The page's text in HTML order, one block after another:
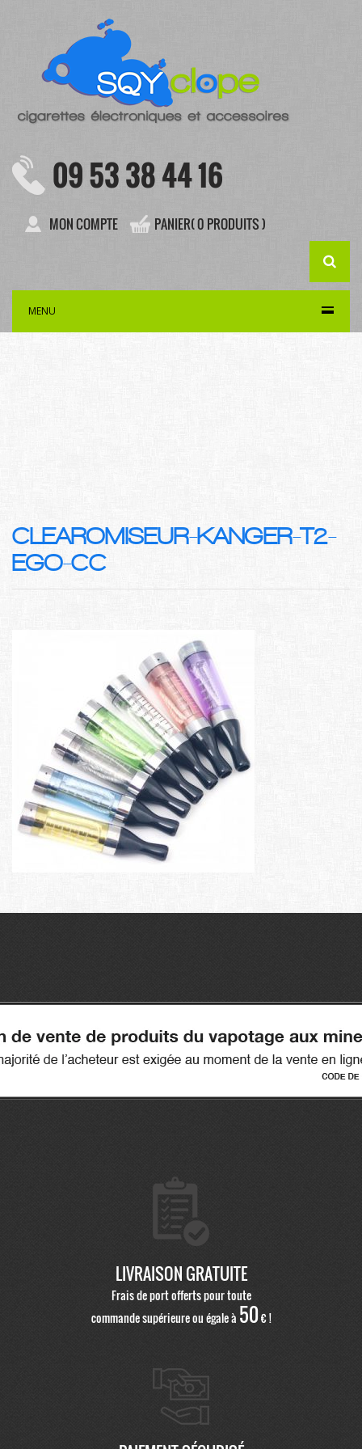
09 53 38 44 16
MON COMPTE PANIER( 0 PRODUITS )
MENU
CLEAROMISEUR-KANGER-T2-
EGO-CC
LIVRAISON GRATUITE
Frais de port offerts pour toute
commande supérieure ou égale à 50€ !